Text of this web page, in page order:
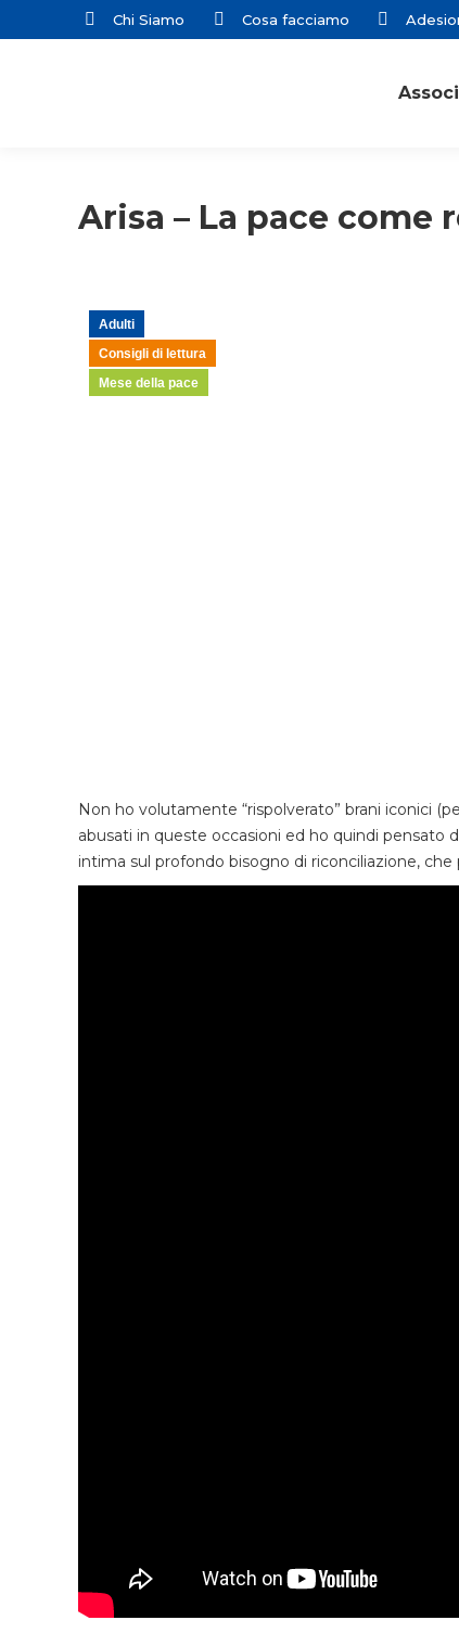
Chi Siamo Cosa facciamo
Arisa – La pace come
Adulti
Consigli di lettura
Mese della pace
Non ho volutamente “rispolverato” brani iconici
abusati in queste occasioni ed ho quindi pensato
intima sul profondo bisogno di riconciliazione, che